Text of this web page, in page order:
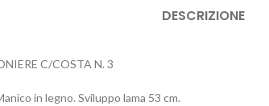
DESCRIZIONE
C/COSTA N. 3
in legno. Sviluppo lama 53 cm.